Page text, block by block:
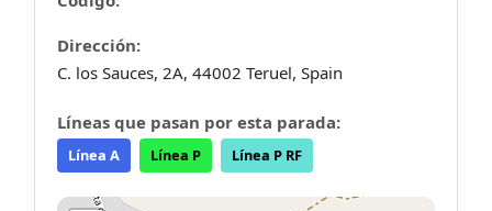
Dirección:
C. los Sauces, 2A, 44002 Teruel, Spain
Líneas que pasan por esta parada:
Línea A Línea P Línea P RF